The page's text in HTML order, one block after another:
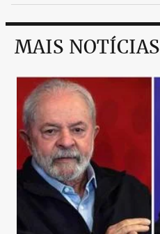
MAIS NOTÍCIAS